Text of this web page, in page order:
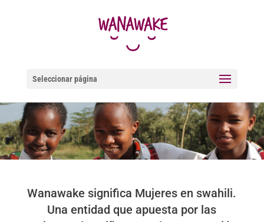
Seleccionar página
Wanawake significa Mujeres en swahili.
Una entidad que apuesta por las